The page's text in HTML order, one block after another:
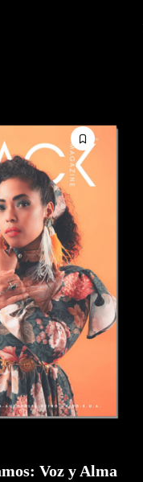
Voz y Alma